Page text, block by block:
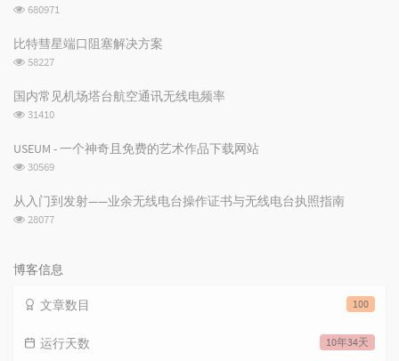
浏
次
数:
680971
比特彗星端口阻塞解决方案
浏
次
数:
58227
国内常见机场塔台航空通讯无线电频率
浏
次
31410
USEUM - 一个神奇且免费的艺术作品下载网站
浏
次
数:
30569
从入门到发射——业余无线电台操作证书与无线电台执照指南
浏
数:
28077
博客信息
100
文章数目
10年34天
运行天数